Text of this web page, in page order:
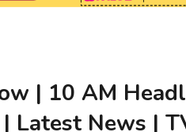
| 10 AM
Latest News |